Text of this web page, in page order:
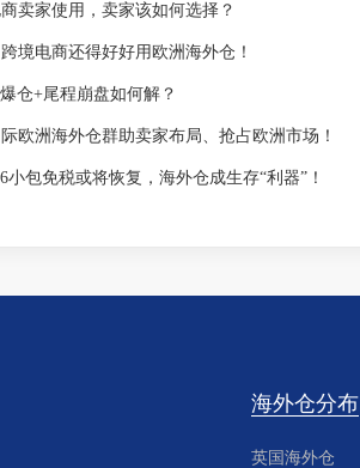
卖家使用，卖家该如何选择？
境电商还得好好用欧洲海外仓！
仓+尾程崩盘如何解？
欧洲海外仓群助卖家布局、抢占欧洲市场！
包免税或将恢复，海外仓成生存“利器”！
海外仓分布
英国海外仓